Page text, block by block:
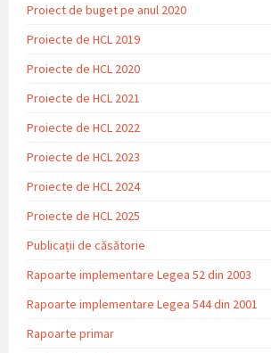
Proiect de buget pe anul 2020
Proiecte de HCL 2019
Proiecte de HCL 2020
Proiecte de HCL 2021
Proiecte de HCL 2022
Proiecte de HCL 2023
Proiecte de HCL 2024
Proiecte de HCL 2025
Publicații de căsătorie
Rapoarte implementare Legea 52 din 2003
Rapoarte implementare Legea 544 din 2001
Rapoarte primar